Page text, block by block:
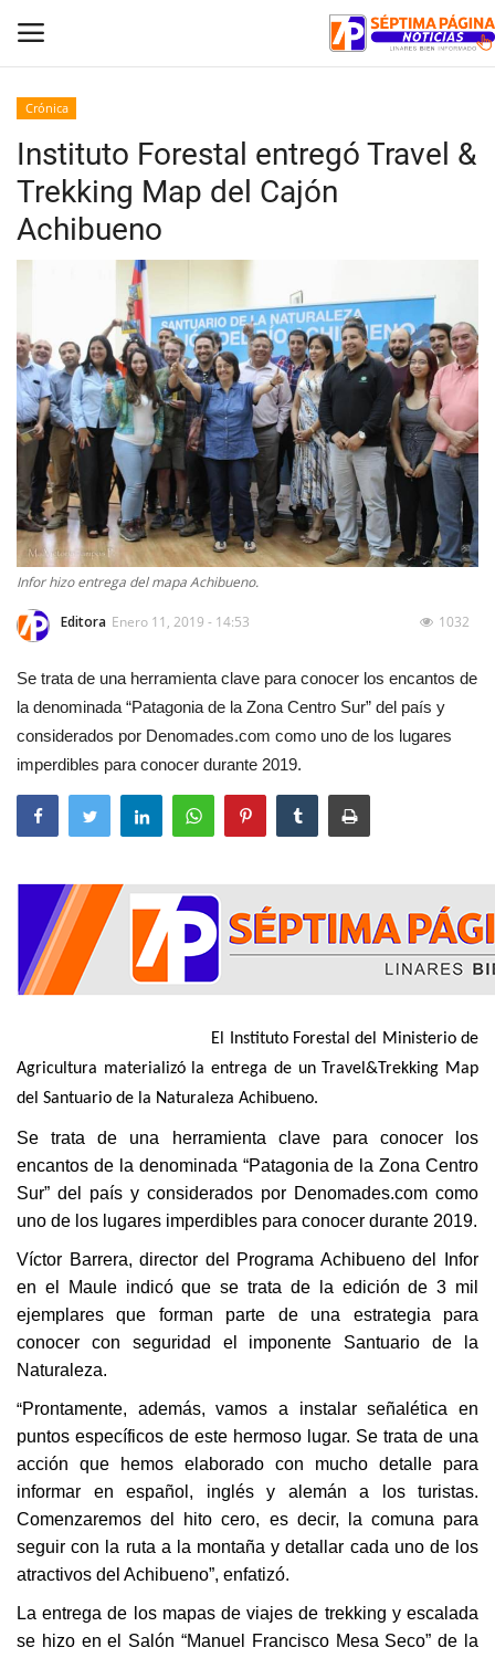
Inicio
Crónica
Policial
Deporte
Política
Espectáculos
Crónica
Instituto Forestal entregó Travel &
Trekking Map del Cajón
Achibueno
Infor hizo entrega del mapa Achibueno.
Editora Enero 11, 2019 - 14:53 1032
Se trata de una herramienta clave para conocer los encantos de
la denominada “Patagonia de la Zona Centro Sur” del país y
considerados por Denomades.com como uno de los lugares
imperdibles para conocer durante 2019.
El Instituto Forestal del Ministerio de
Agricultura materializó la entrega de un Travel&Trekking Map
del Santuario de la Naturaleza Achibueno.
Se trata de una herramienta clave para conocer los
encantos de la denominada “Patagonia de la Zona Centro
Sur” del país y considerados por Denomades.com como
uno de los lugares imperdibles para conocer durante 2019.
Víctor Barrera, director del Programa Achibueno del Infor
en el Maule indicó que se trata de la edición de 3 mil
ejemplares que forman parte de una estrategia para
conocer con seguridad el imponente Santuario de la
Naturaleza.
“Prontamente, además, vamos a instalar señalética en
puntos específicos de este hermoso lugar. Se trata de una
acción que hemos elaborado con mucho detalle para
informar en español, inglés y alemán a los turistas.
Comenzaremos del hito cero, es decir, la comuna para
seguir con la ruta a la montaña y detallar cada uno de los
atractivos del Achibueno”, enfatizó.
La entrega de los mapas de viajes de trekking y escalada
se hizo en el Salón “Manuel Francisco Mesa Seco” de la